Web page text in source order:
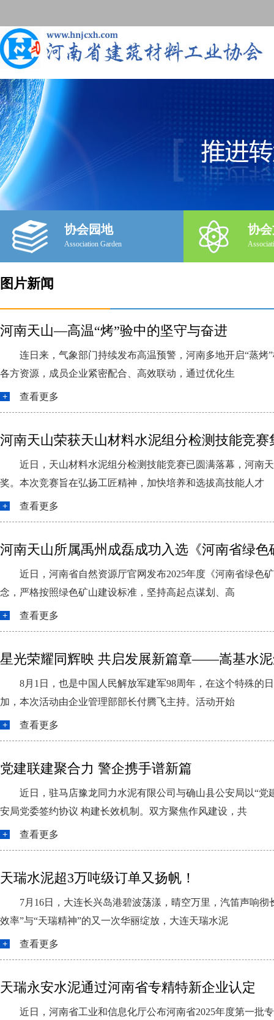
协会园地
Association Garden
协
图片新闻
河南天山—高温“烤”验中的坚守与奋进
连日来，气象部门持续发布高温预警，河南多地开启“蒸
各方资源，成员企业紧密配合、高效联动，通过优化生
查看更多
河南天山荣获天山材料水泥组分检测技能竞
近日，天山材料水泥组分检测技能竞赛已圆满落幕，河南
奖。本次竞赛旨在弘扬工匠精神，加快培养和选拔高技能人才
查看更多
河南天山所属禹州成磊成功入选《河南省绿色
近日，河南省自然资源厅官网发布2025年度《河南省绿色
念，严格按照绿色矿山建设标准，坚持高起点谋划、高
查看更多
星光荣耀同辉映 共启发展新篇章——嵩基水
8月1日，也是中国人民解放军建军98周年，在这个特殊的
加，本次活动由企业管理部部长付腾飞主持。活动开始
查看更多
党建联建聚合力 警企携手谱新篇
近日，驻马店豫龙同力水泥有限公司与确山县公安局以“
安局党委签约协议 构建长效机制。双方聚焦作风建设，共
查看更多
天瑞水泥超3万吨级订单又扬帆！
7月16日，大连长兴岛港碧波荡漾，晴空万里，汽笛声响
效率”与“天瑞精神”的又一次华丽绽放，大连天瑞水泥
查看更多
天瑞永安水泥通过河南省专精特新企业认定
近日，河南省工业和信息化厅公布河南省2025年度第一批